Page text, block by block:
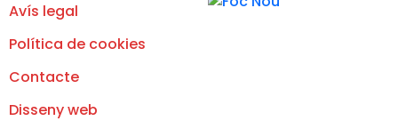
Avís legal
Política de cookies
Contacte
Disseny web